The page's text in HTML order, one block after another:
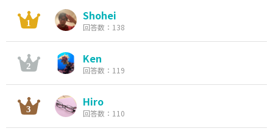
Shohei
回答数：138
Ken
回答数：119
Hiro
回答数：110